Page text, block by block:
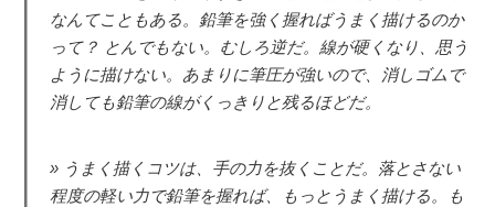
なんてこともある。鉛筆を強く握ればうまく描けるのか
って？ とんでもない。むしろ逆だ。線が硬くなり、思う
ように描けない。あまりに筆圧が強いので、消しゴムで
消しても鉛筆の線がくっきりと残るほどだ。
うまく描くコツは、手の力を抜くことだ。落とさない
程度の軽い力で鉛筆を握れば、もっとうまく描ける。も